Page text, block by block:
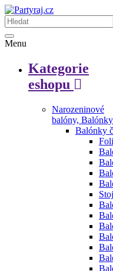
Menu
Kategorie
eshopu
Narozeninové
balóny,
Balónky